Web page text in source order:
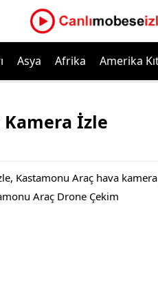
Asya Afrika Amerika
İzle
Kastamonu Araç hava
Araç Drone Çekim